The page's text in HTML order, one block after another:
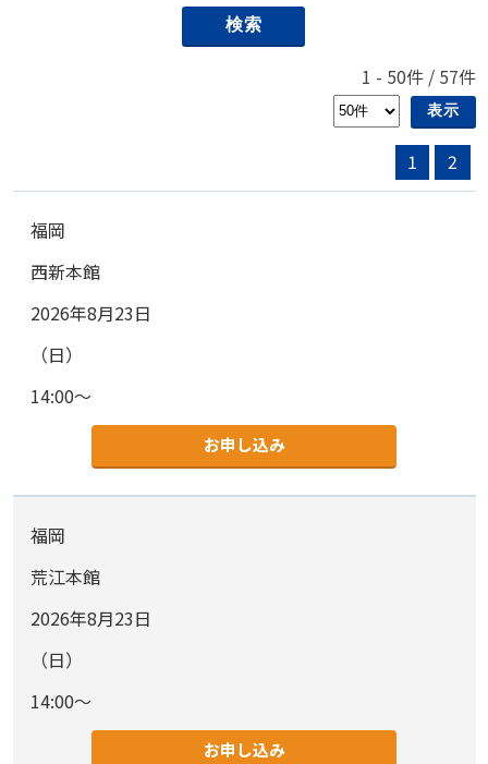
1 - 50件 / 57件
1 2
福岡
西新本館
2026年8月23日
（日）
14:00～
お申し込み
福岡
荒江本館
2026年8月23日
（日）
14:00～
お申し込み